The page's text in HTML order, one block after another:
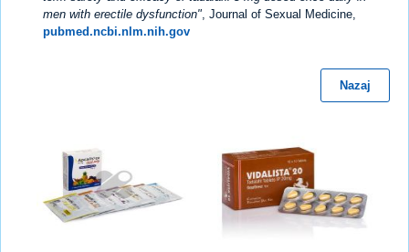
men with erectile dysfunction" , Journal of Sexual Medicine,
pubmed.ncbi.nlm.nih.gov
Nazaj